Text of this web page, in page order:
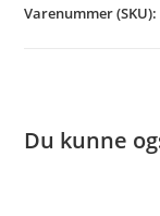
Varenummer (SKU):
Du kunne